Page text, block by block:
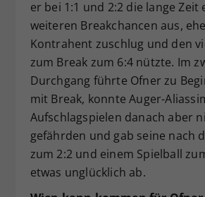
er bei 1:1 und 2:2 die lange Zeit
weiteren Breakchancen aus,
Kontrahent zuschlug und den
zum Break zum 6:4 nützte. Im
Durchgang führte Ofner zu
mit Break, konnte Auger-
Aufschlagspielen danach aber
gefährden und gab seine nach
zum 2:2 und einem Spielball
etwas unglücklich ab.